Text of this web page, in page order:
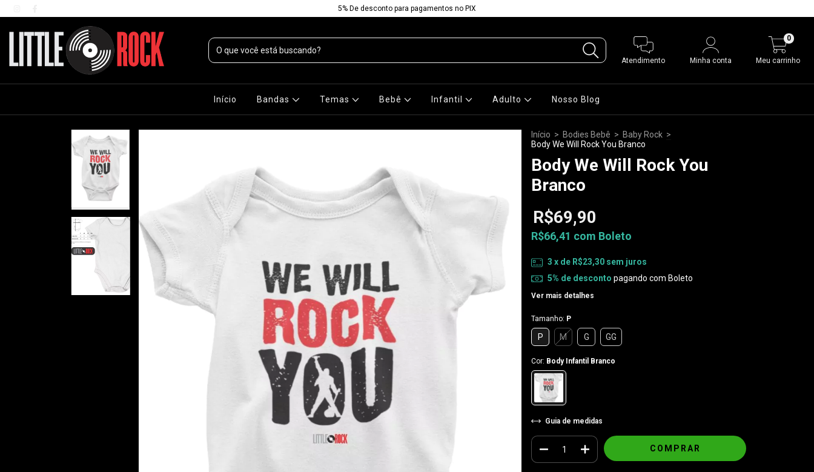
5% De desconto para pagamentos no PIX
Atendimento Minha conta Meu carrinho
0
Início Bandas Temas Bebê Infantil Adulto Nosso Blog
Início > Bodies Bebê > Baby Rock >
Body We Will Rock You Branco
Body We Will Rock You
Branco
R$69,90
R$66,41 com Boleto
3 x de R$23,30 sem juros
5% de desconto pagando com Boleto
Ver mais detalhes
Tamanho: P
P M G GG
Cor: Body Infantil Branco
Guia de medidas